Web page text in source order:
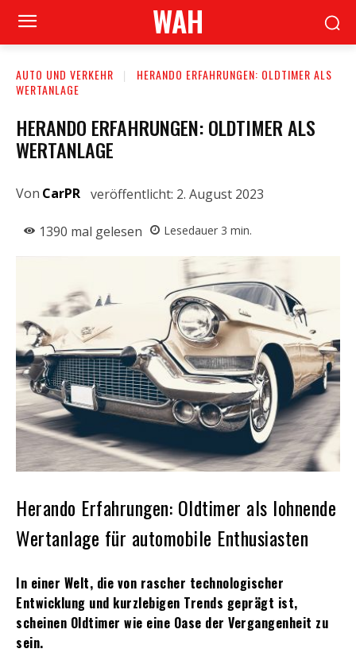
WAH
AUTO UND VERKEHR
HERANDO ERFAHRUNGEN: OLDTIMER ALS
WERTANLAGE
HERANDO ERFAHRUNGEN: OLDTIMER ALS
WERTANLAGE
Von CarPR veröffentlicht: 2. August 2023
1390 mal gelesen Lesedauer 3 min.
Herando Erfahrungen: Oldtimer als lohnende
Wertanlage für automobile Enthusiasten
In einer Welt, die von rascher technologischer
Entwicklung und kurzlebigen Trends geprägt ist,
scheinen Oldtimer wie eine Oase der Vergangenheit zu
sein.